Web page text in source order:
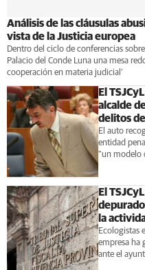
Análisis de las cláusulas
vista de la Justicia europea
Dentro del ciclo de conferencias
Palacio del Conde Luna una mesa
cooperación en materia judicial’
El
alcalde
delitos
El auto
entidad
"un modelo
El
la
Ecologistas
empresa ha
ante el